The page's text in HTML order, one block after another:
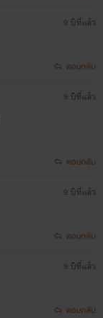
9 ปีที่แล้ว
ตอบกลับ
9 ปีที่แล้ว
ตอบกลับ
9 ปีที่แล้ว
ตอบกลับ
9 ปีที่แล้ว
ตอบกลับ